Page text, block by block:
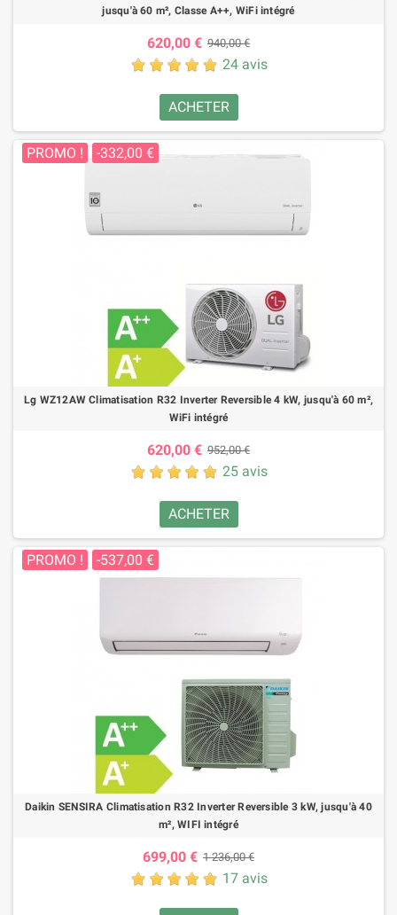
jusqu'à 60 m², Classe A++, WiFi intégré
620,00 € 940,00 €
24 avis
ACHETER
PROMO ! -332,00 €
Lg WZ12AW Climatisation R32 Inverter Reversible 4 kW, jusqu'à 60 m²,
WiFi intégré
620,00 € 952,00 €
25 avis
ACHETER
PROMO ! -537,00 €
Daikin SENSIRA Climatisation R32 Inverter Reversible 3 kW, jusqu'à 40
m², WIFI intégré
699,00 € 1 236,00 €
17 avis